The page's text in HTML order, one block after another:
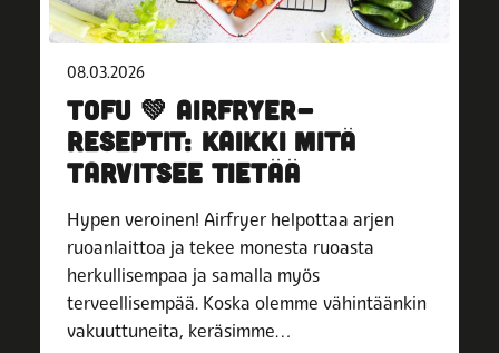
08.03.2026
TOFU 💚 AIRFRYER-
RESEPTIT: KAIKKI MITÄ
TARVITSEE TIETÄÄ
Hypen veroinen! Airfryer helpottaa arjen
ruoanlaittoa ja tekee monesta ruoasta
herkullisempaa ja samalla myös
terveellisempää. Koska olemme vähintäänkin
vakuuttuneita, keräsimme…